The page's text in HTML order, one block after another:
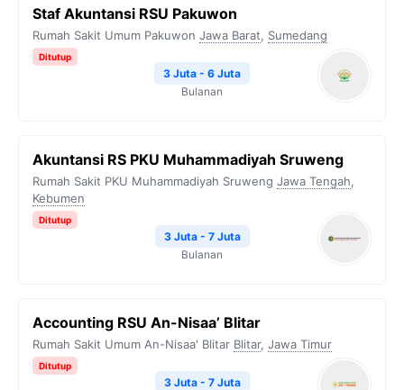
Staf Akuntansi RSU Pakuwon
Rumah Sakit Umum Pakuwon Jawa Barat, Sumedang
Ditutup
3 Juta - 6 Juta
Bulanan
Akuntansi RS PKU Muhammadiyah Sruweng
Rumah Sakit PKU Muhammadiyah Sruweng Jawa Tengah,
Kebumen
Ditutup
3 Juta - 7 Juta
Bulanan
Accounting RSU An-Nisaa’ Blitar
Rumah Sakit Umum An-Nisaa' Blitar Blitar, Jawa Timur
Ditutup
3 Juta - 7 Juta